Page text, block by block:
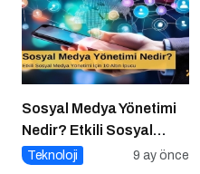
Sosyal Medya Yönetimi
Nedir? Etkili Sosyal
Medya Yönetimi İçin 10
Teknoloji 9 ay önce